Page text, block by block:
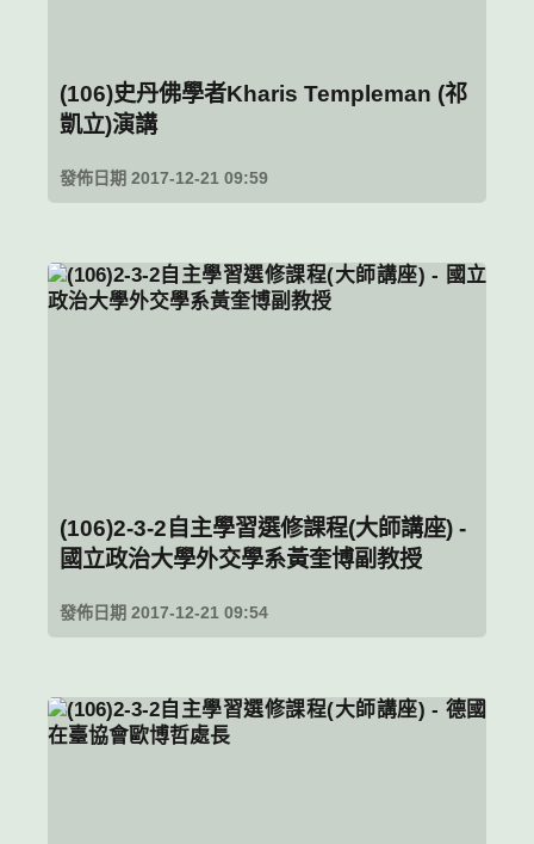
(106)史丹佛學者Kharis Templeman (祁
凱立)演講
發佈日期 2017-12-21 09:59
(106)2-3-2自主學習選修課程(大師講座) -
國立政治大學外交學系黃奎博副教授
發佈日期 2017-12-21 09:54